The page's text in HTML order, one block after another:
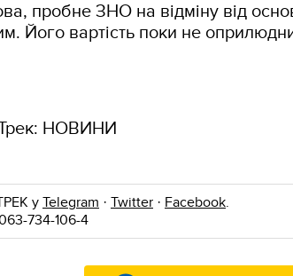
пробне ЗНО на відміну від
Його вартість поки не
Трек: НОВИНИ
уTelegram · Twitter · Facebook.
734-106-4